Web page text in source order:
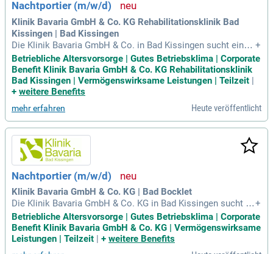
ose Nutzung der Bergbahn und Mitarbeiter-Events. Kontakti
ere Rafael Schittler, um Teil unseres großartigen Teams zu
werden!
Nachtportier (m/w/d)
Klinik Bavaria GmbH & Co. KG Rehabilitationsklinik Bad
Kissingen | Bad Kissingen
Die Klinik Bavaria GmbH & Co. in Bad Kissingen sucht einen
engagierten Nachtportier (m/w/d). Seit 1988 bieten wir erst
klassige Rehabilitation mit über 300 Betten und einem breit
en Fachspektrum in Orthopädie, Neurologie, Geriatrie und Ar
beitsmedizin. Unsere Intensivstation unterstützt die Frühreh
r legen großen Wert auf eine menschliche Betreuung, die die
individuellen Bedürfnisse unserer Rehabilitanden in den Mitt
elpunkt stellt. Respekt und Achtung prägen unsere tägliche
Arbeit und unser Verständnis für die Patienten. Werden Sie
Teil unseres erfolgreichen Teams und gestalten Sie die Zuk
unft der Rehabilitation mit.
+
Betriebliche Altersvorsorge | Gutes Betriebsklima | Corporate
Benefit Klinik Bavaria GmbH & Co. KG Rehabilitationsklinik
Bad Kissingen | Vermögenswirksame Leistungen | Teilzeit |
+ weitere Benefits
mehr erfahren Heute veröffentlicht
Nachtportier (m/w/d)
Klinik Bavaria GmbH & Co. KG | Bad Bocklet
Die Klinik Bavaria GmbH & Co. KG in Bad Kissingen sucht ei
nen engagierten Nachtportier (m/w/d). Seit 1988 sind wir ei
ne führende Rehabilitationsklinik in Nordbayern mit über 30
0 Betten. Unsere Fachbereiche umfassen Orthopädie, Neuro
logie, Geriatrie und Arbeitsmedizin, einschließlich einer Inte
+
Betriebliche Altersvorsorge | Gutes Betriebsklima | Corporate
Benefit Klinik Bavaria GmbH & Co. KG | Vermögenswirksame
Leistungen | Teilzeit | + weitere Benefits